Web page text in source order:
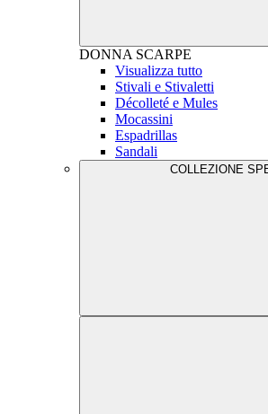
DONNA SCARPE
Visualizza tutto
Stivali e Stivaletti
Décolleté e Mules
Mocassini
Espadrillas
Sandali
COLLEZIONE